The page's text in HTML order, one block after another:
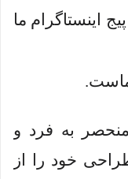
اینستاگرام ما
به فرد و
خود را از